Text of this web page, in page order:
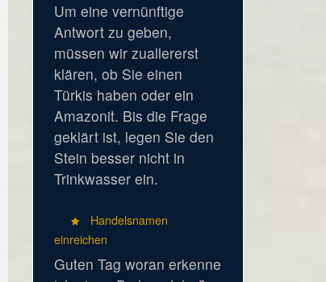
Um eine vernünftige
Antwort zu geben,
müssen wir zuallererst
klären, ob Sie einen
Türkis haben oder ein
Amazonit. Bis die Frage
geklärt ist, legen Sie den
Stein besser nicht in
Trinkwasser ein.
Handelsnamen
einreichen
Guten Tag woran erkenne